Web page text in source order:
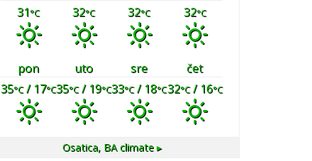
31°C 32°C 32°C 32°C
pon uto sre
čet
35°C/ 17°C35°C/ 19°C33°C/ 18°C32°C/ 16°C
Osatica, BAclimate ▸